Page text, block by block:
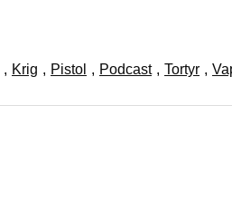
, Krig , Pistol , Podcast , Tortyr ,